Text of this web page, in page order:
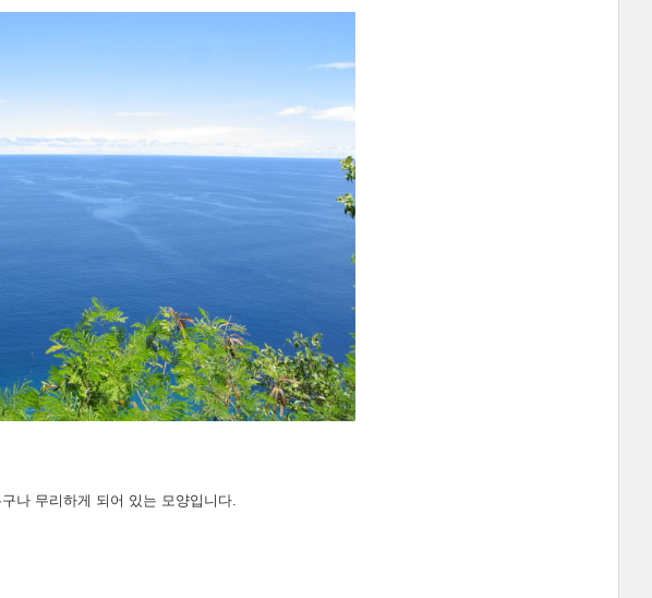
나 무리하게 되어 있는 모양입니다.